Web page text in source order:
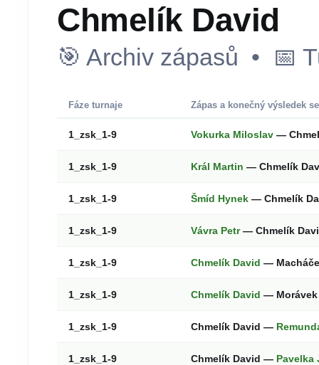
Chmelík David
🎯 Archiv zápasů • 📅
Fáze turnaje Zápas a konečný výsledek
1_zsk_1-9 Vokurka Miloslav —
1_zsk_1-9 Král Martin — Chmelík
1_zsk_1-9 Šmíd Hynek — Chmelík
1_zsk_1-9 Vávra Petr— Chmelík
1_zsk_1-9 Chmelík David —
1_zsk_1-9 Chmelík David —
1_zsk_1-9 Chmelík David —
1_zsk_1-9 Chmelík David — Pavelka